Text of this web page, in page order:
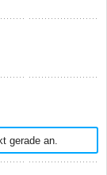
gerade an.